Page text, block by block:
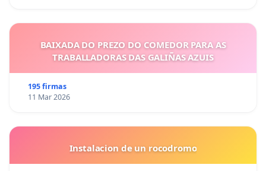
BAIXADA DO PREZO DO COMEDOR PARA AS
TRABALLADORAS DAS GALIÑAS AZUIS
195 firmas
11 Mar 2026
Instalacion de un rocodromo